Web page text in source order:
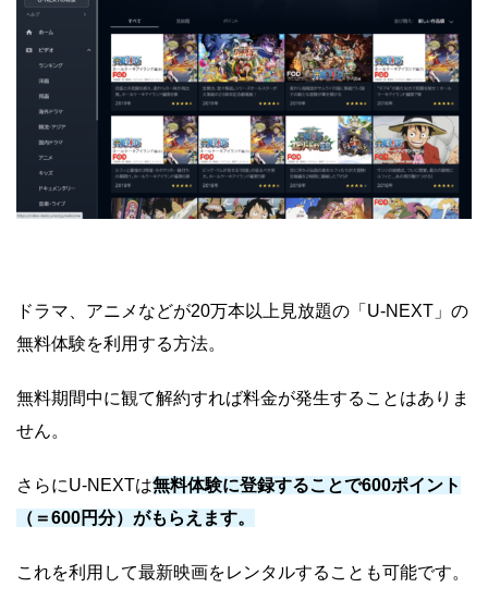
ドラマ、アニメなどが20万本以上見放題の「U-NEXT」の
無料体験を利用する方法。
無料期間中に観て解約すれば料金が発生することはありま
せん。
さらにU-NEXTは無料体験に登録することで600ポイント
（＝600円分）がもらえます。
これを利用して最新映画をレンタルすることも可能です。